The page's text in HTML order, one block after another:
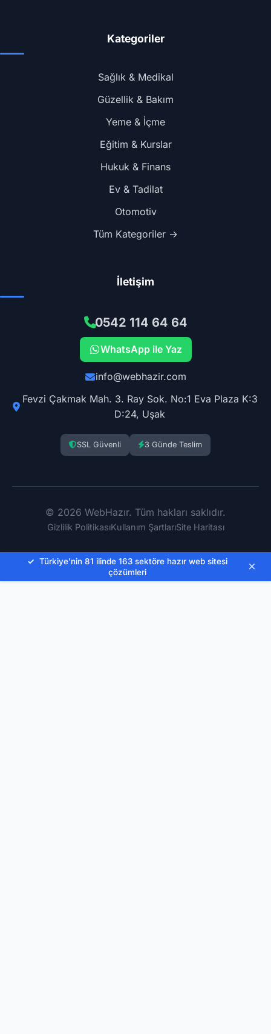
Kategoriler
Sağlık & Medikal
Güzellik & Bakım
Yeme & İçme
Eğitim & Kurslar
Hukuk & Finans
Ev & Tadilat
Otomotiv
Tüm Kategoriler →
İletişim
0542 114 64 64
WhatsApp ile Yaz
info@webhazir.com
Fevzi Çakmak Mah. 3. Ray Sok. No:1 Eva Plaza K:3
D:24, Uşak
SSL Güvenli 3 Günde Teslim
© 2026 WebHazır. Tüm hakları saklıdır.
Gizlilik PolitikasıKullanım ŞartlarıSite Haritası
✓ Türkiye'nin 81 ilinde 163 sektöre hazır web sitesi
çözümleri
×